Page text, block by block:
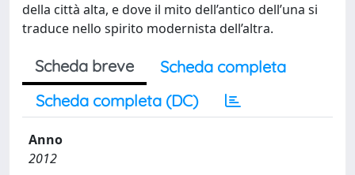
della città alta, e dove il mito dell’antico dell’una si
traduce nello spirito modernista dell’altra.
Scheda breve
Scheda completa
Scheda completa (DC)
Anno
2012